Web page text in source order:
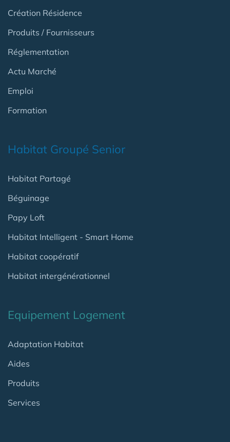
Création Résidence
Produits / Fournisseurs
Réglementation
Actu Marché
Emploi
Formation
Habitat Groupé Senior
Habitat Partagé
Béguinage
Papy Loft
Habitat Intelligent - Smart Home
Habitat coopératif
Habitat intergénérationnel
Equipement Logement
Adaptation Habitat
Aides
Produits
Services